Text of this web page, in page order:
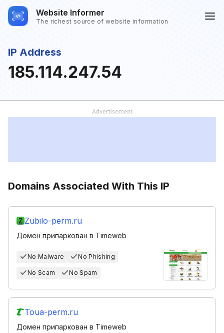
Website Informer
The richest source of website information
IP Address
185.114.247.54
Domains Associated With This IP
Zubilo-perm.ru
Домен припаркован в Timeweb
No Malware No Phishing
No Scam No Spam
Toua-perm.ru
Домен припаркован в Timeweb